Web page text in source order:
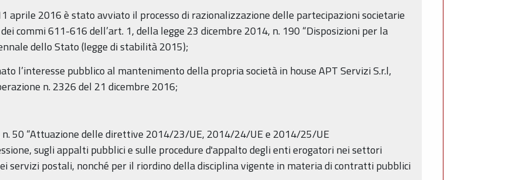
aprile 2016 è stato avviato il processo di razionalizzazione delle partecipazioni societarie
commi 611-616 dell’art. 1, della legge 23 dicembre 2014, n. 190 “Disposizioni per la
dello Stato (legge di stabilità 2015);
l’interesse pubblico al mantenimento della propria società in house APT Servizi S.r.l,
n. 2326 del 21 dicembre 2016;
n. 50 “Attuazione delle direttive 2014/23/UE, 2014/24/UE e 2014/25/UE
sugli appalti pubblici e sulle procedure d'appalto degli enti erogatori nei settori
servizi postali, nonché per il riordino della disciplina vigente in materia di contratti pubblici